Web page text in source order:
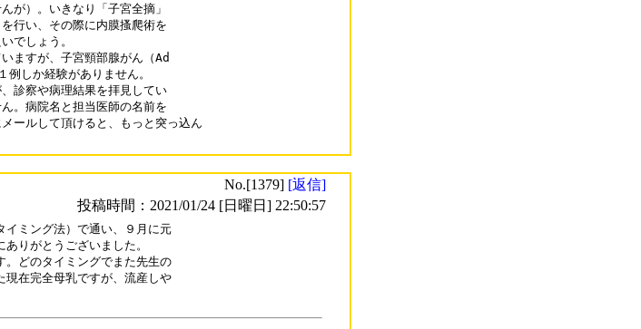
が）。いきなり「子宮全摘」
行い、その際に内膜搔爬術を
でしょう。
ますが、子宮頸部腺がん（Ad
しか経験がありません。
診察や病理結果を拝見してい
。病院名と担当医師の名前を
して頂けると、もっと突っ込ん
No.[1379] [返信]
投稿時間：2021/01/24 [日曜日] 22:50:57
イミング法）で通い、９月に元
りがとうございました。
。どのタイミングでまた先生の
現在完全母乳ですが、流産しや